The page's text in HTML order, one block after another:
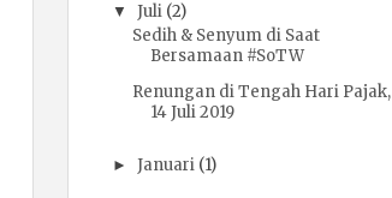
▼ Juli (2)
Sedih & Senyum di Saat
Bersamaan #SoTW
Renungan di Tengah Hari Pajak,
14 Juli 2019
► Januari (1)